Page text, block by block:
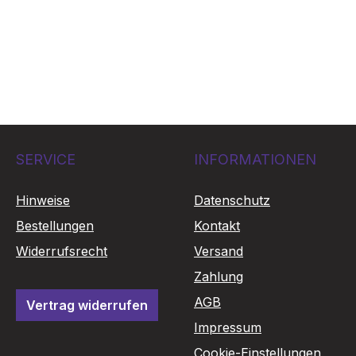
SERVICE
Hinweise
Bestellungen
Widerrufsrecht
Vertrag widerrufen
INFORMATIONEN
Datenschutz
Kontakt
Versand
Zahlung
AGB
Impressum
Cookie-Einstellungen